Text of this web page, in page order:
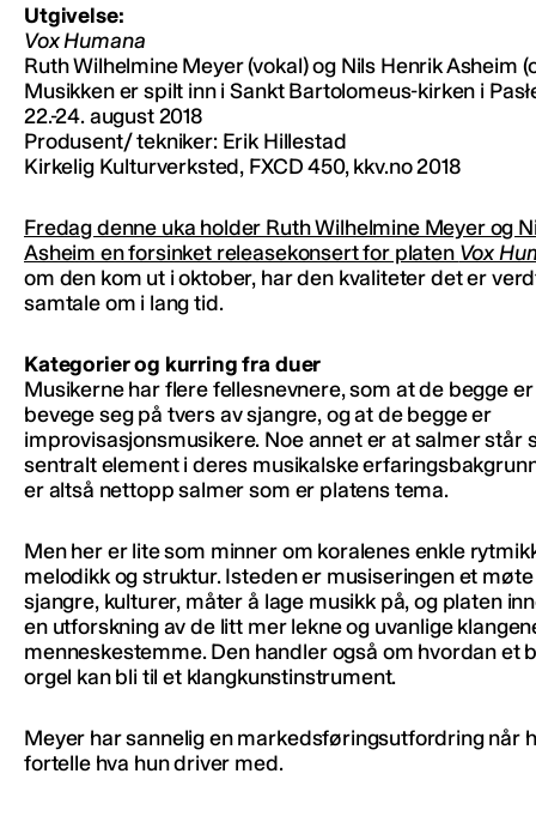
Utgivelse:
Vox Humana
Ruth Wilhelmine Meyer (vokal) og Nils Henrik Asheim
Musikken er spilt inn i Sankt Bartolomeus-kirken i
22.-24. august 2018
Produsent/ tekniker: Erik Hillestad
Kirkelig Kulturverksted, FXCD 450, kkv.no 2018
Fredag denne uka holder Ruth Wilhelmine Meyer og
Asheim en forsinket releasekonsert for platen Vox
om den kom ut i oktober, har den kvaliteter det er
samtale om i lang tid.
Kategorier og kurring fra duer
Musikerne har flere fellesnevnere, som at de begge
bevege seg på tvers av sjangre, og at de begge er
improvisasjonsmusikere. Noe annet er at salmer står
sentralt element i deres musikalske
er altså nettopp salmer som er platens tema.
Men her er lite som minner om koralenes enkle
melodikk og struktur. Isteden er musiseringen et
sjangre, kulturer, måter å lage musikk på, og platen
en utforskning av de litt mer lekne og uvanlige
menneskestemme. Den handler også om hvordan et
orgel kan bli til et klangkunstinstrument.
Meyer har sannelig en markedsføringsutfordring når
fortelle hva hun driver med.